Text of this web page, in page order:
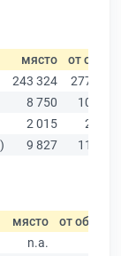
място
от общо
243 324
277 019
8 750
10 079
2 015
2 284
9 827 11 940
място от общо
n.a.